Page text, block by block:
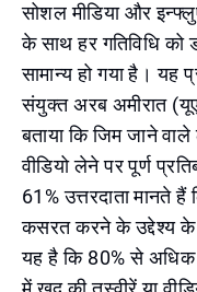
सोशल मीडिया और
के साथ हर गतिविधि
सामान्य हो गया है। यह
संयुक्त अरब अमीरात
बताया कि जिम जाने
वीडियो लेने पर पूर्ण
61% उत्तरदाता मानते हैं
कसरत करने के उद्देश्य के
यह है कि 80% से अधिक